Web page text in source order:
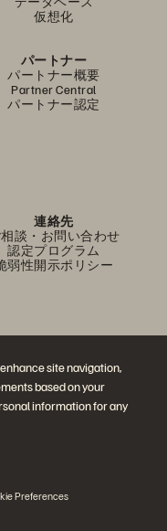
site navigation,
based on your
information for any
Preferences
仮想化
パートナー
パートナー概要
Partner Central
パートナー認定
連絡先
相談・お問い合わせ
認定プログラム
弱性開示ポリシー
ます！
されています。
法務関連トラスト・センター